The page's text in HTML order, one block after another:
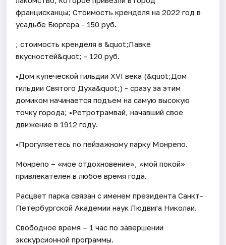
францисканцы; Стоимость кренделя на 2022 год в
усадьбе Бюргера - 150 руб.
; стоимость кренделя в &quot;Лавке
вкусностей&quot; - 120 руб.
•Дом купеческой гильдии XVI века (&quot;Дом
гильдии Святого Духа&quot;) - сразу за этим
домиком начинается подъем на самую высокую
точку города; •Ретротрамвай, начавший свое
движение в 1912 году.
•Прогуляетесь по пейзажному парку Монрепо.
Монрепо – «мое отдохновение», «мой покой»
привлекателен в любое время года.
Расцвет парка связан с именем президента Санкт-
Петербургской Академии наук Людвига Николаи.
Свободное время – 1 час по завершении
экскурсионной программы.